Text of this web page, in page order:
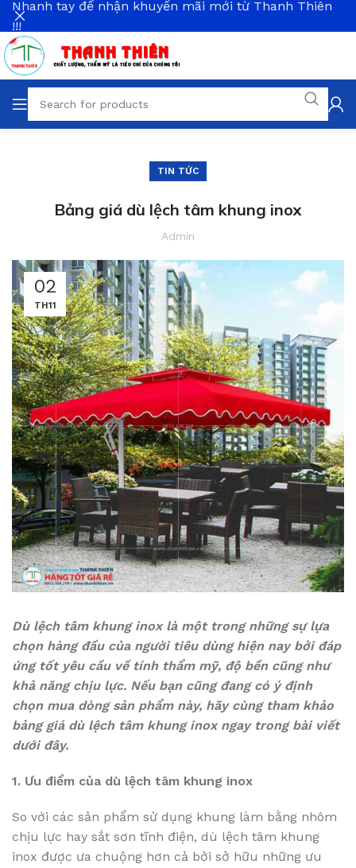
TIN TỨC
Bảng giá dù lệch tâm khung inox
Admin
02
TH11
Dù lệch tâm khung inox là một trong những sự lựa
chọn hàng đầu của người tiêu dùng hiện nay bởi đáp
ứng tốt yêu cầu về tính thẩm mỹ, độ bền cũng như
khả năng chịu lực. Nếu bạn cũng đang có ý định
chọn mua dòng sản phẩm này, hãy cùng tham khảo
bảng giá dù lệch tâm khung inox ngay trong bài viết
dưới đây.
1. Ưu điểm của dù lệch tâm khung inox
So với các sản phẩm sử dụng khung làm bằng nhôm
chịu lực hay sắt sơn tĩnh điện, dù lệch tâm khung
inox được ưa chuộng hơn cả bởi sở hữu những ưu
Nhanh tay để nhận khuyến mãi mới từ Thanh Thiên
!!!